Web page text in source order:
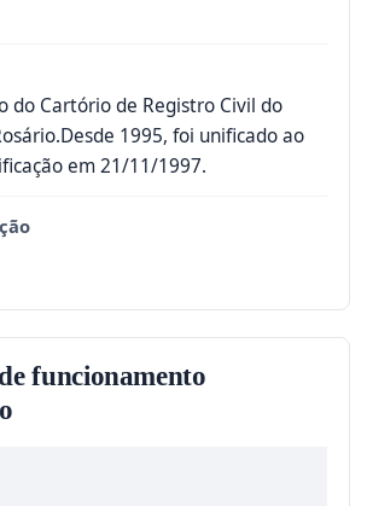
do Cartório de Registro Civil do
1995, foi unificado ao
em 21/11/1997.
funcionamento